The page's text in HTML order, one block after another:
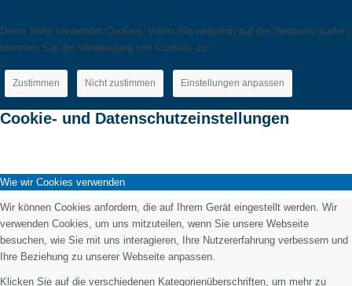
Diese Seite verwendet Cookies. Wenn Sie weiterhin auf der Webseite surfen,
stimmen Sie der Verwendung von Cookies zu.
Zustimmen Nicht zustimmen Einstellungen anpassen
Cookie- und Datenschutzeinstellungen
Wie wir Cookies verwenden
Wir können Cookies anfordern, die auf Ihrem Gerät eingestellt werden. Wir
verwenden Cookies, um uns mitzuteilen, wenn Sie unsere Webseite
besuchen, wie Sie mit uns interagieren, Ihre Nutzererfahrung verbessern und
Ihre Beziehung zu unserer Webseite anpassen.
Klicken Sie auf die verschiedenen Kategorienüberschriften, um mehr zu